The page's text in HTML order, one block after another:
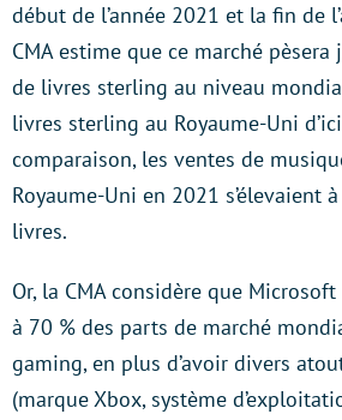
début de l’année 2021 et la fin de
CMA estime que ce marché pèsera
de livres sterling au niveau
livres sterling au Royaume-Uni
comparaison, les ventes de
Royaume-Uni en 2021 s’élevaient
livres.
Or, la CMA considère que
à 70 % des parts de marché
gaming, en plus d’avoir divers
(marque Xbox, système